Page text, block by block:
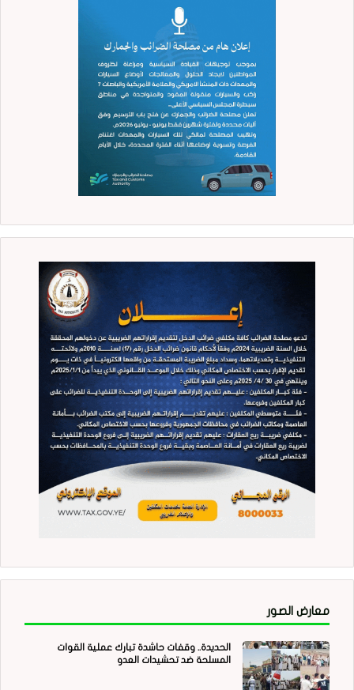
معارض الصور
الحديدة.. وقفات حاشدة تبارك عملية القوات
المسلحة ضد تحشيدات العدو